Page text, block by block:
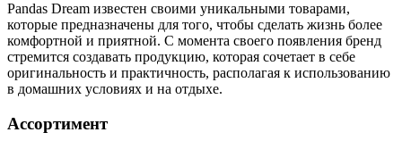
Pandas Dream известен своими уникальными товарами,
которые предназначены для того, чтобы сделать жизнь более
комфортной и приятной. С момента своего появления бренд
стремится создавать продукцию, которая сочетает в себе
оригинальность и практичность, располагая к использованию
в домашних условиях и на отдыхе.
Ассортимент